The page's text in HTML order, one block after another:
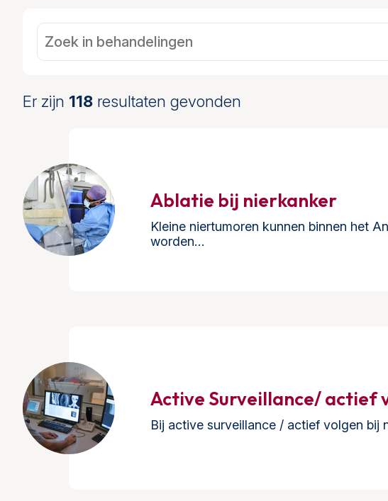
Er zijn 118 resultaten gevonden
Ablatie bij nierkanker
Kleine niertumoren kunnen binnen het
worden…
Active Surveillance/ actief
Bij active surveillance / actief volgen bij